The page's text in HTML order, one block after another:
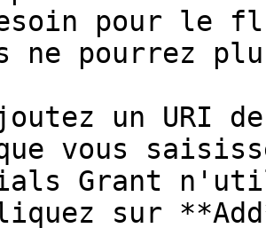
pour le
ne pourrez
vous
Grant